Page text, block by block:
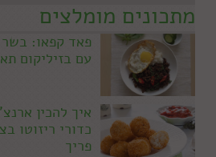
מתכונים מומלצים
פאד קפאו:
עם בזיליקום
איך להכין
כדורי ריזוטו
פריך